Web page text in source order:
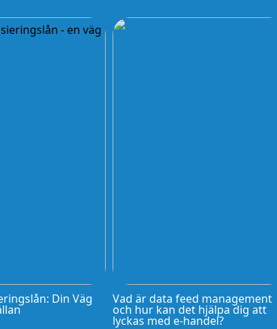
Din Väg Vad är data feed management
och hur kan det hjälpa dig att
lyckas med e-handel?